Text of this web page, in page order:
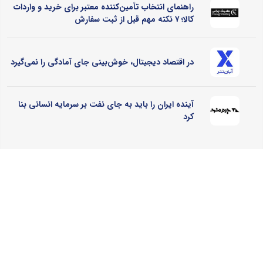
راهنمای انتخاب تأمین‌کننده معتبر برای خرید و واردات
کالا؛ ۷ نکته مهم قبل از ثبت سفارش
در اقتصاد دیجیتال، خوش‌بینی جای آمادگی را نمی‌گیرد
آینده ایران را باید به جای نفت بر سرمایه انسانی بنا
کرد